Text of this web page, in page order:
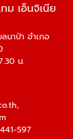
ม เอ็นจิเนีย
นาป่า อำเภอ
น.
,
597